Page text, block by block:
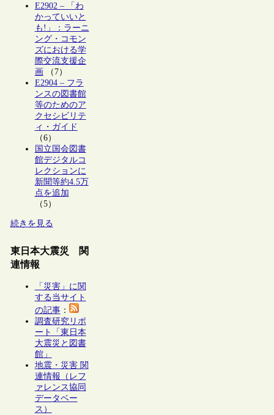
E2902 – 「わ
かっていいと
も!」：ラーニ
ング・コモン
ズにおける学
際交流支援企
画（7）
E2904 – フラ
ンスの図書館
等のためのア
クセシビリテ
ィ・ガイド
（6）
国立国会図書
館デジタルコ
レクションに
新聞等約4.5万
点を追加
（5）
続きを見る
東日本大震災 関
連情報
「災害」に関
する当サイト
の記事：
調査研究リポ
ート「東日本
大震災と図書
館」
地震・災害 関
連情報（レフ
ァレンス協同
データベー
ス）